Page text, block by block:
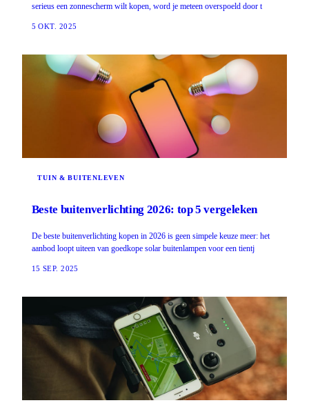
serieus een zonnescherm wilt kopen, word je meteen overspoeld door t
5 OKT. 2025
TUIN & BUITENLEVEN
Beste buitenverlichting 2026: top 5 vergeleken
De beste buitenverlichting kopen in 2026 is geen simpele keuze meer: het
aanbod loopt uiteen van goedkope solar buitenlampen voor een tientj
15 SEP. 2025